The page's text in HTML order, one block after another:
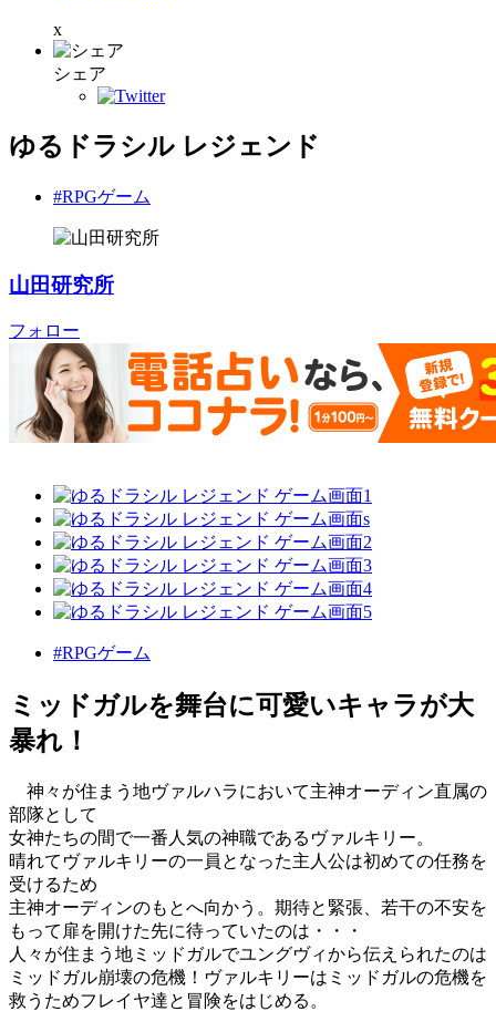
x
シェア
ゆるドラシル レジェンド
#RPGゲーム
山田研究所
フォロー
#RPGゲーム
ミッドガルを舞台に可愛いキャラが大
暴れ！
神々が住まう地ヴァルハラにおいて主神オーディン直属の
部隊として
女神たちの間で一番人気の神職であるヴァルキリー。
晴れてヴァルキリーの一員となった主人公は初めての任務を
受けるため
主神オーディンのもとへ向かう。期待と緊張、若干の不安を
もって扉を開けた先に待っていたのは・・・
人々が住まう地ミッドガルでユングヴィから伝えられたのは
ミッドガル崩壊の危機！ヴァルキリーはミッドガルの危機を
救うためフレイヤ達と冒険をはじめる。